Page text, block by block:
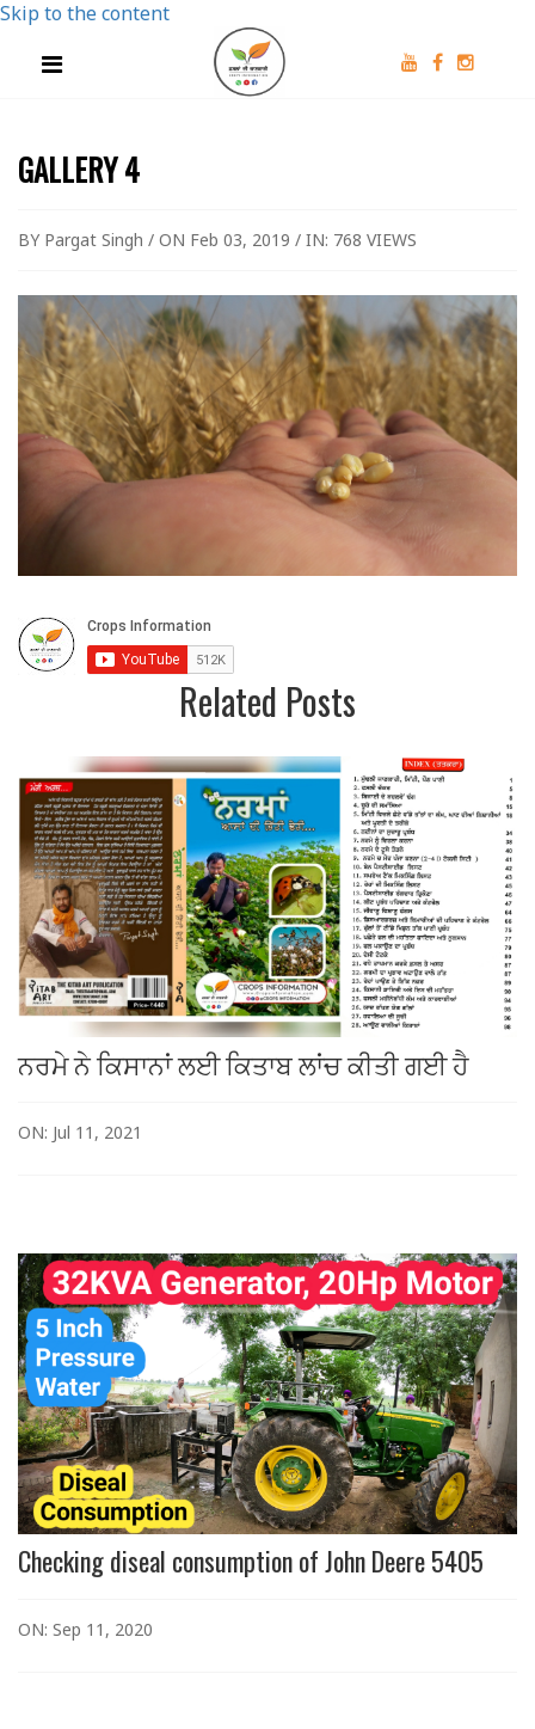
Skip to the content
GALLERY 4
BY Pargat Singh / ON Feb 03, 2019 / IN: 768 VIEWS
Related Posts
ਨਰਮੇ ਨੇ ਕਿਸਾਨਾਂ ਲਈ ਕਿਤਾਬ ਲਾਂਚ ਕੀਤੀ ਗਈ ਹੈ
ON: Jul 11, 2021
Checking diseal consumption of John Deere 5405
ON: Sep 11, 2020